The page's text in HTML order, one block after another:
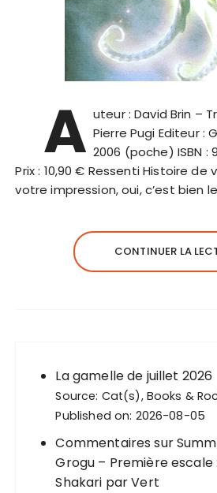
A uteur : David Brin –
Pierre Pugi Editeur :
2006 (poche) ISBN :
Prix : 10,90 € Ressenti Histoire
votre impression, oui, c’est bien
CONTINUER LA
La gamelle de juillet 2026
Source: Cat(s), Books &
Published on: 2026-08-05
Commentaires sur
Grogu – Première escale
Shakari par Vert